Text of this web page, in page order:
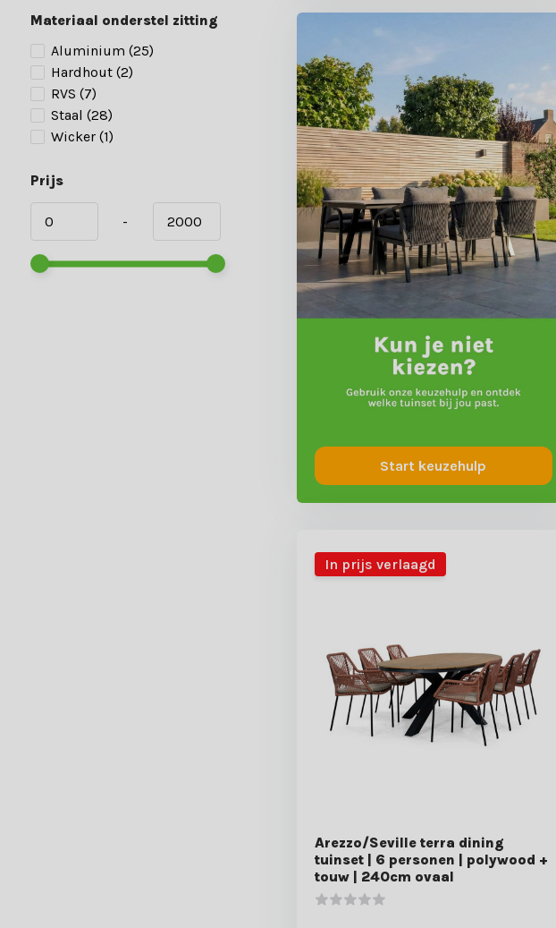
Materiaal onderstel zitting
Aluminium (25)
Hardhout (2)
RVS (7)
Staal (28)
Wicker (1)
Prijs
-
Start keuzehulp
In prijs verlaagd
Arezzo/Seville terra dining
tuinset | 6 personen | polywood +
touw | 240cm ovaal